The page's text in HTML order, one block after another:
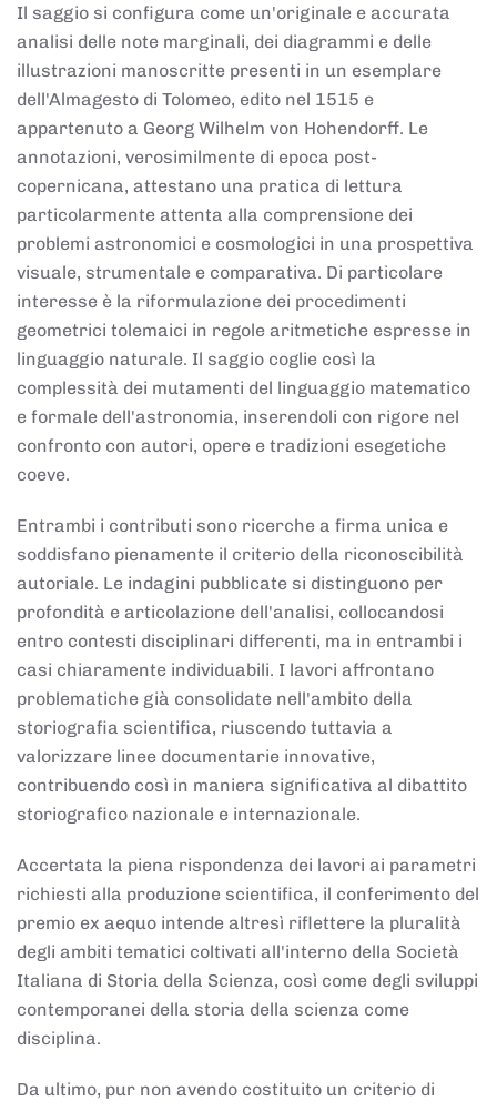
Il saggio si configura come un'originale e accurata
analisi delle note marginali, dei diagrammi e delle
illustrazioni manoscritte presenti in un esemplare
dell'Almagesto di Tolomeo, edito nel 1515 e
appartenuto a Georg Wilhelm von Hohendorff. Le
annotazioni, verosimilmente di epoca post-
copernicana, attestano una pratica di lettura
particolarmente attenta alla comprensione dei
problemi astronomici e cosmologici in una prospettiva
visuale, strumentale e comparativa. Di particolare
interesse è la riformulazione dei procedimenti
geometrici tolemaici in regole aritmetiche espresse in
linguaggio naturale. Il saggio coglie così la
complessità dei mutamenti del linguaggio matematico
e formale dell'astronomia, inserendoli con rigore nel
confronto con autori, opere e tradizioni esegetiche
coeve.
Entrambi i contributi sono ricerche a firma unica e
soddisfano pienamente il criterio della riconoscibilità
autoriale. Le indagini pubblicate si distinguono per
profondità e articolazione dell'analisi, collocandosi
entro contesti disciplinari differenti, ma in entrambi i
casi chiaramente individuabili. I lavori affrontano
problematiche già consolidate nell'ambito della
storiografia scientifica, riuscendo tuttavia a
valorizzare linee documentarie innovative,
contribuendo così in maniera significativa al dibattito
storiografico nazionale e internazionale.
Accertata la piena rispondenza dei lavori ai parametri
richiesti alla produzione scientifica, il conferimento del
premio ex aequo intende altresì riflettere la pluralità
degli ambiti tematici coltivati all'interno della Società
Italiana di Storia della Scienza, così come degli sviluppi
contemporanei della storia della scienza come
disciplina.
Da ultimo, pur non avendo costituito un criterio di